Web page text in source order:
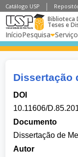
Catálogo USP
Biblioteca
Teses e
InícioPesquisa
Dissertação
DOI
10.11606/
Documento
Dissertação de
Autor